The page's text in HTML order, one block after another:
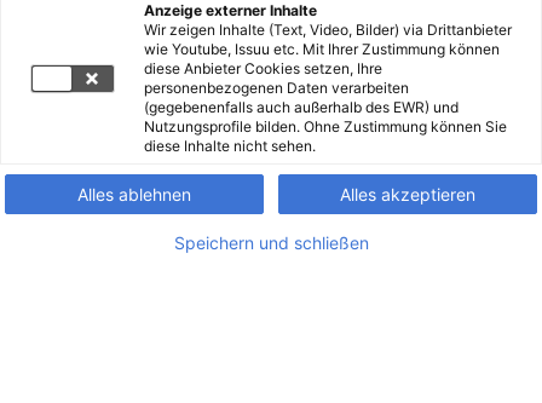
Anzeige externer Inhalte
Wir zeigen Inhalte (Text, Video, Bilder) via Drittanbieter
wie Youtube, Issuu etc. Mit Ihrer Zustimmung können
diese Anbieter Cookies setzen, Ihre
personenbezogenen Daten verarbeiten
(gegebenenfalls auch außerhalb des EWR) und
Nutzungsprofile bilden. Ohne Zustimmung können Sie
diese Inhalte nicht sehen.
Alles ablehnen Alles akzeptieren
Speichern und schließen